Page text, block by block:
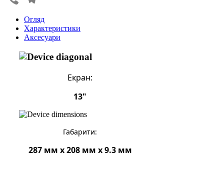
Огляд
Характеристики
Аксесуари
Екран:
13"
Габарити:
287 мм x 208 мм x 9.3 мм